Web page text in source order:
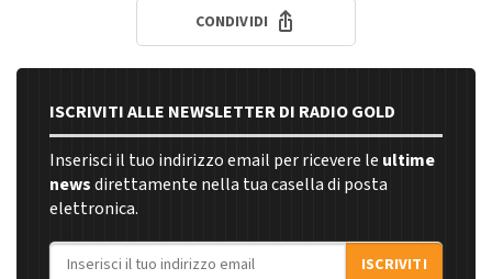
CONDIVIDI
ISCRIVITI ALLE NEWSLETTER DI RADIO GOLD
Inserisci il tuo indirizzo email per ricevere le ultime
newsdirettamente nella tua casella di posta
elettronica.
Indirizzo email
ISCRIVITI